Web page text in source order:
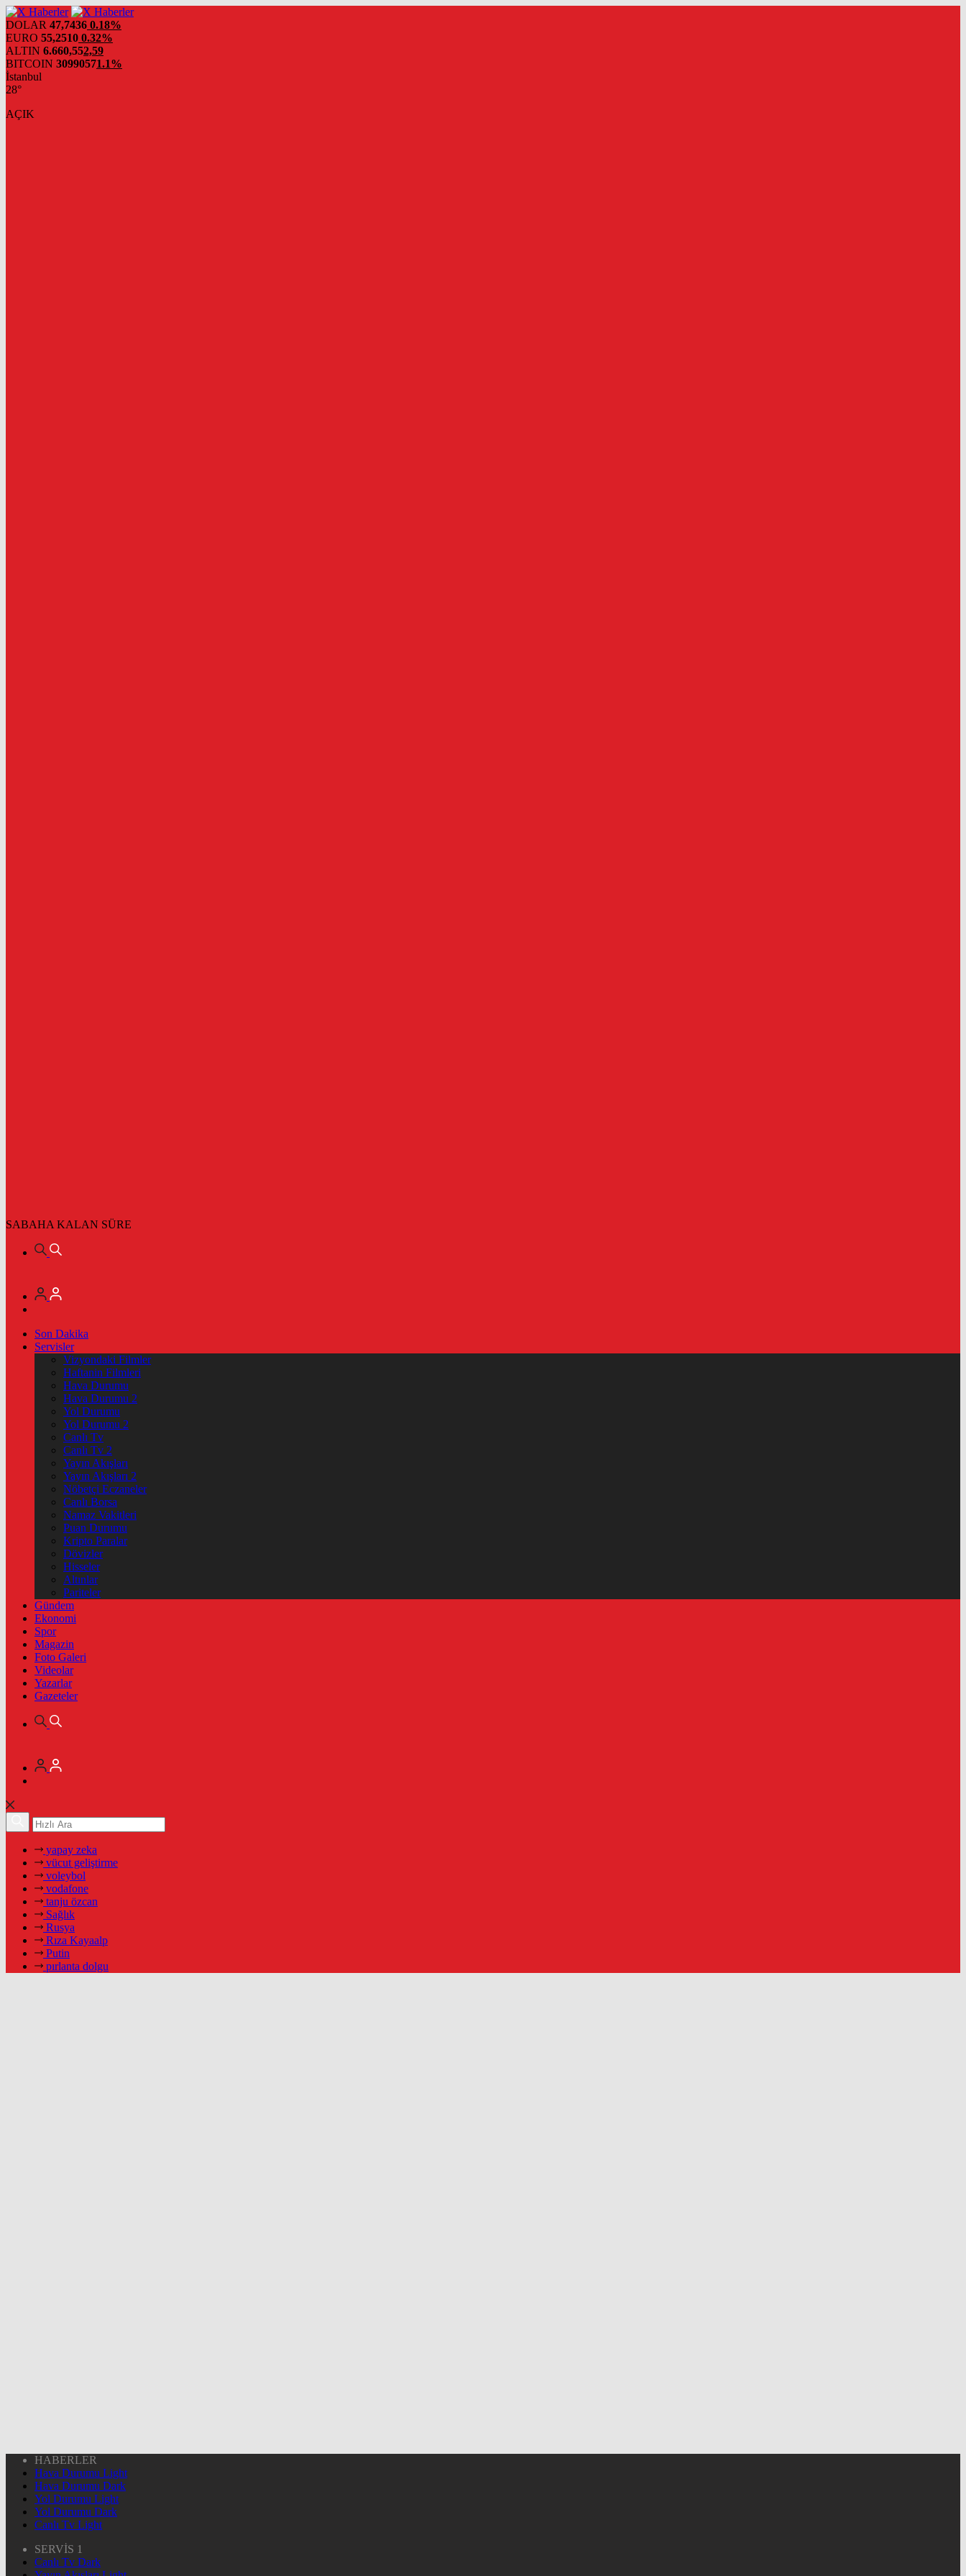
DOLAR 47,7436 0.18%
EURO 55,2510 0.32%
ALTIN 6.660,552,59
BITCOIN 30990571.1%
İstanbul
28°
AÇIK
SABAHA KALAN SÜRE
Son Dakika
Servisler
Vizyondaki Filmler
Haftanin Filmleri
Hava Durumu
Hava Durumu 2
Yol Durumu
Yol Durumu 2
Canlı Tv
Canlı Tv 2
Yayın Akışları
Yayın Akışları 2
Nöbetçi Eczaneler
Canlı Borsa
Namaz Vakitleri
Puan Durumu
Kripto Paralar
Dövizler
Hisseler
Altınlar
Pariteler
Gündem
Ekonomi
Spor
Magazin
Foto Galeri
Videolar
Yazarlar
Gazeteler
yapay zeka
vücut geliştirme
voleybol
vodafone
tanju özcan
Sağlık
Rusya
Rıza Kayaalp
Putin
pırlanta dolgu
HABERLER
Hava Durumu Light
Hava Durumu Dark
Yol Durumu Light
Yol Durumu Dark
Canlı Tv Light
SERVİS 1
Canlı Tv Dark